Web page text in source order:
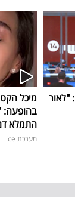
מגי טביבי נפרדת מערוץ 14: "לאור
מיכל
בהופעה:
התמלא
מערכת ice